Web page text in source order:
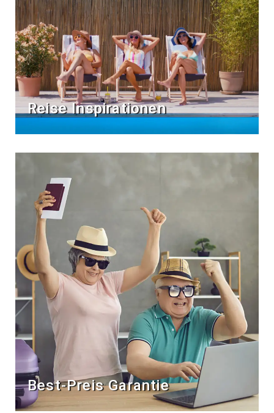
Reise Inspirationen
Best-Preis Garantie